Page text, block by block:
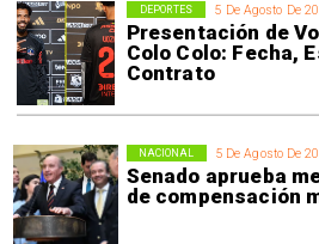
5 De Agosto De
Presentación de
Colo Colo: Fecha,
Contrato
DEPORTES
5 De Agosto De
Senado aprueba
de compensación
NACIONAL